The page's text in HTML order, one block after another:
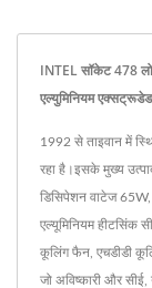
INTEL सॉकेट 478
एल्युमिनियम
1992 से ताइवान में
रहा है।इसके मुख्य
डिसिपेशन वाटेज
एल्यूमिनियम हीटसिंक
कूलिंग फैन, एचडीडी
जो अविष्कारी और